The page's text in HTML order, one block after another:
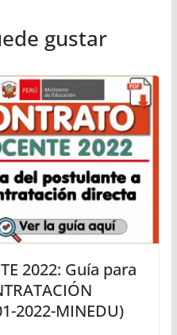
gustar
2022: Guía para
2022-MINEDU)